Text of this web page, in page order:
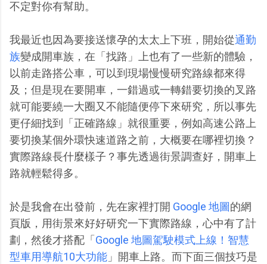
不定對你有幫助。
我最近也因為要接送懷孕的太太上下班，開始從通勤
族變成開車族，在「找路」上也有了一些新的體驗，
以前走路搭公車，可以到現場慢慢研究路線都來得
及；但是現在要開車，一錯過或一轉錯要切換的叉路
就可能要繞一大圈又不能隨便停下來研究，所以事先
更仔細找到「正確路線」就很重要，例如高速公路上
要切換某個外環快速道路之前，大概要在哪裡切換？
實際路線長什麼樣子？事先透過街景調查好，開車上
路就輕鬆得多。
於是我會在出發前，先在家裡打開 Google 地圖的網
頁版，用街景來好好研究一下實際路線，心中有了計
劃，然後才搭配「 Google 地圖駕駛模式上線！智慧
型車用導航10大功能 」開車上路。而下面三個技巧是